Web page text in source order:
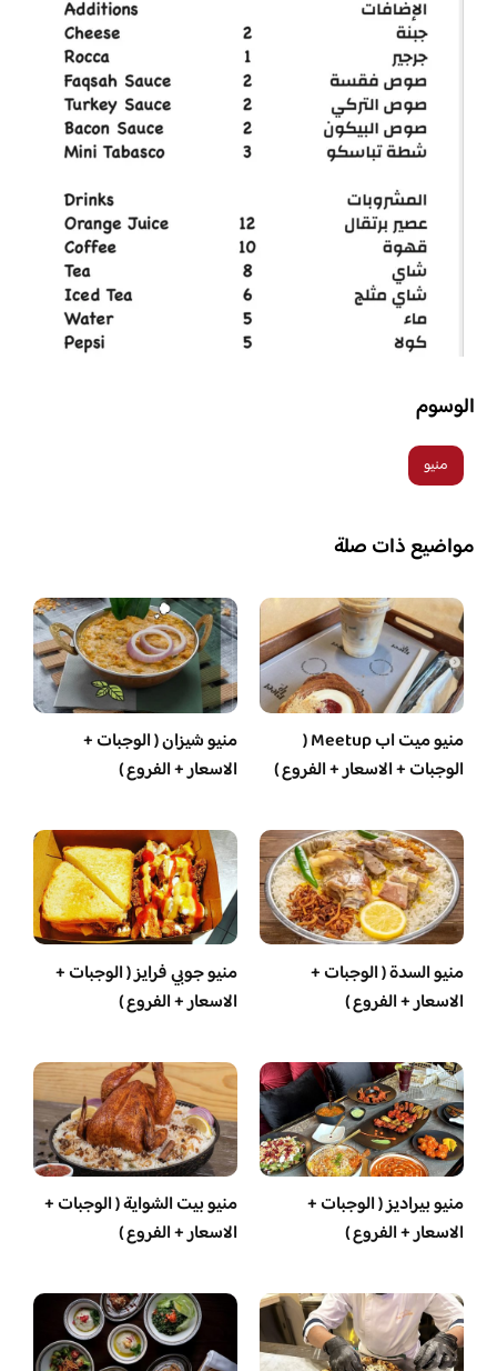
الوسوم
منيو
مواضيع ذات صلة
منيو ميت اب Meetup (
الوجبات + الاسعار + الفروع )
منيو شيزان ( الوجبات +
الاسعار + الفروع )
منيو السدة ( الوجبات +
الاسعار + الفروع )
منيو جوبي فرايز ( الوجبات +
الاسعار + الفروع )
منيو بيراديز ( الوجبات +
الاسعار + الفروع )
منيو بيت الشواية ( الوجبات +
الاسعار + الفروع )